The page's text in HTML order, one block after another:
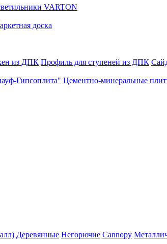
VARTON
доска
из ДПК Профиль для ступеней из ДПК
Гипсоплита" Цементно-минеральные
Деревянные Негорючие Cannopy